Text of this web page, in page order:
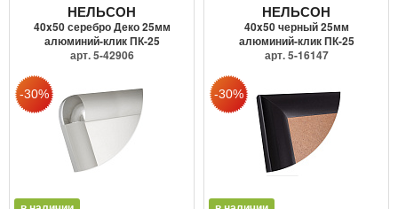
НЕЛЬСОН
40x50 серебро Деко 25мм
алюминий-клик ПК-25
арт. 5-42906
НЕЛЬСОН
40x50 черный 25мм
алюминий-клик ПК-25
арт. 5-16147